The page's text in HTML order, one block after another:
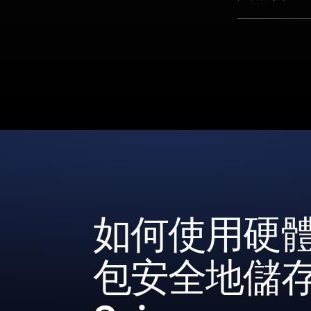
如何使用硬
包安全地儲